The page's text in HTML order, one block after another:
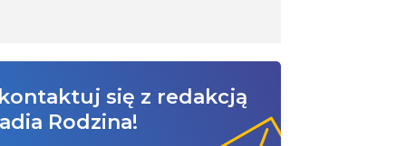
się z redakcją
Rodzina!